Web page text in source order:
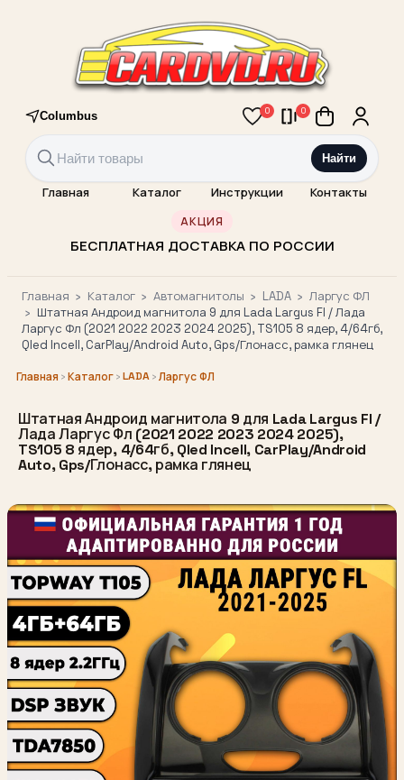
Columbus 0 0
Найти
Главная Каталог Инструкции Контакты
АКЦИЯ
БЕСПЛАТНАЯ ДОСТАВКА ПО РОССИИ
Главная › Каталог › Автомагнитолы › LADA › Ларгус ФЛ
› Штатная Андроид магнитола 9 для Lada Largus Fl / Лада
Ларгус Фл (2021 2022 2023 2024 2025), TS105 8 ядер, 4/64гб,
Qled Incell, CarPlay/Android Auto, Gps/Глонасс, рамка глянец
Главная ›Каталог›LADA›Ларгус ФЛ
Штатная Андроид магнитола 9 для Lada Largus Fl /
Лада Ларгус Фл (2021 2022 2023 2024 2025),
TS105 8 ядер, 4/64гб, Qled Incell, CarPlay/Android
Auto, Gps/Глонасс, рамка глянец